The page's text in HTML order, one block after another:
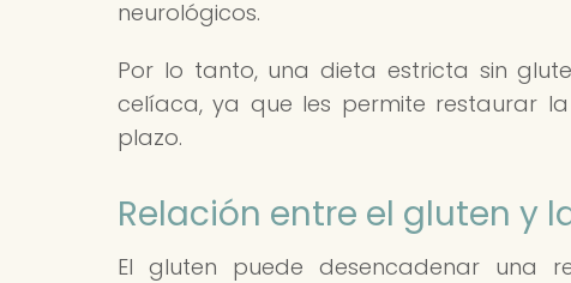
neurológicos.
Por lo tanto, una dieta estricta sin
celíaca, ya que les permite restaurar
plazo.
Relación entre el gluten y
El gluten puede desencadenar una